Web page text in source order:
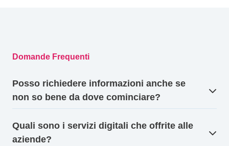
Domande Frequenti
Posso richiedere informazioni anche se
non so bene da dove cominciare?
Quali sono i servizi digitali che offrite alle
aziende?